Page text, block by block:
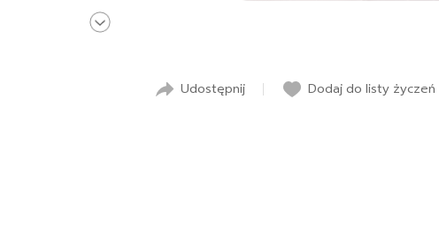
Udostępnij Dodaj do listy życzeń